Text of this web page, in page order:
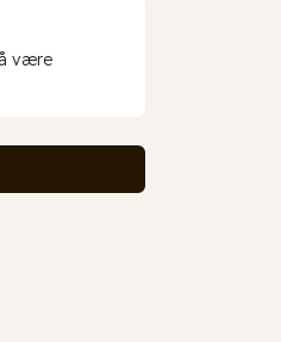
være